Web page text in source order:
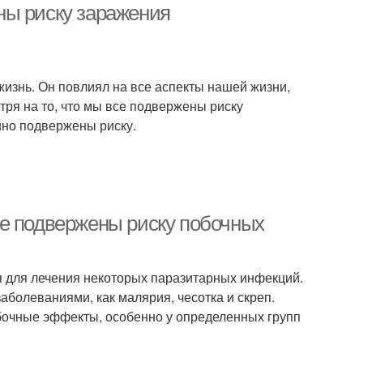
риску заражения
Он повлиял на все аспекты нашей жизни,
на то, что мы все подвержены риску
подвержены риску.
подвержены риску побочных
для лечения некоторых паразитарных инфекций.
как малярия, чесотка и скреп.
эффекты, особенно у определенных групп